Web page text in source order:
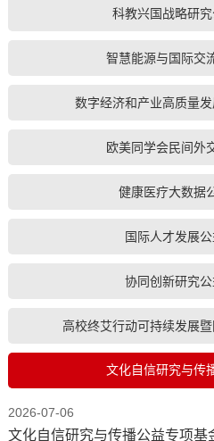
科教兴国战略研
智慧能源与国际交
数字经济和产业高质量
欧美同学会民间外
健康医疗大数据
国际人才发展
协同创新研究
高校终艾行动可持续发展
文化自信研究与传
2026-07-06
文化自信研究与传播公益专项基